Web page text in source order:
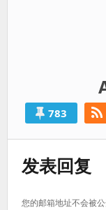
783
发表回复
您的邮箱地址不会被公